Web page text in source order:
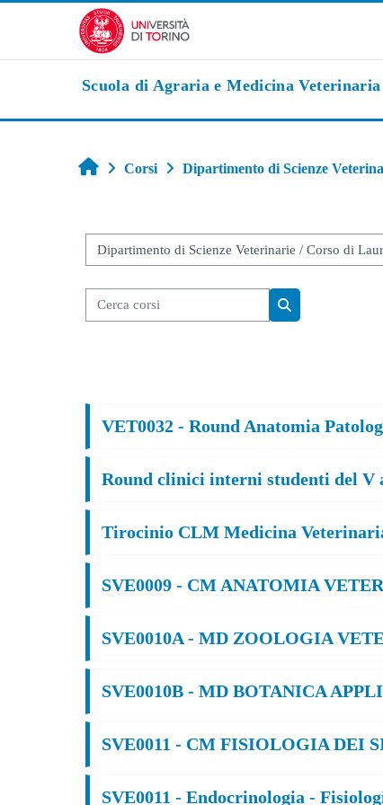
Vai al contenuto principale
Scuola di Agraria e Medicina Veterinaria
Home
Corsi Dipartimento di Scienze
Categorie di corso
Cerca corsi
VET0032 - Round Anatomia
Round clinici interni studenti del V
Tirocinio CLM Medicina
SVE0009 - CM ANATOMIA
SVE0010A - MD ZOOLOGIA
SVE0010B - MD BOTANICA
SVE0011 - CM FISIOLOGIA DEI
SVE0011 - Endocrinologia -